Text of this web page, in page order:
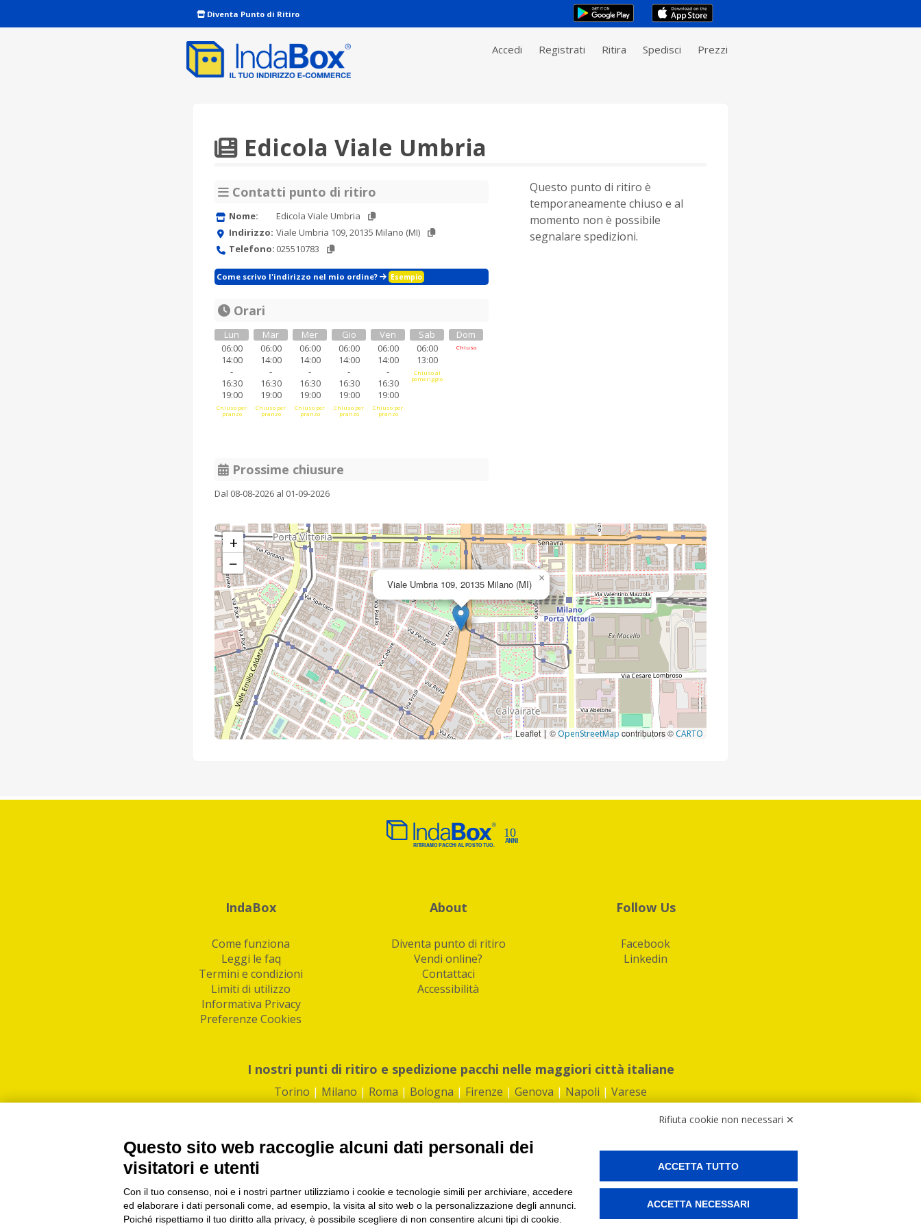
Diventa Punto di Ritiro
Accedi Registrati Ritira Spedisci Prezzi
Edicola Viale Umbria
Contatti punto di ritiro
Nome:
Edicola Viale Umbria
Indirizzo: Viale Umbria 109, 20135 Milano (MI)
Telefono: 025510783
Come scrivo l'indirizzo nel mio ordine? Esempio
Orari
Lun
06:00
14:00
-
16:30
19:00
Chiuso per
pranzo
Mar
06:00
14:00
-
16:30
19:00
Chiuso per
pranzo
Mer
06:00
14:00
-
16:30
19:00
Chiuso per
pranzo
Gio
06:00
14:00
-
16:30
19:00
Chiuso per
pranzo
Ven
06:00
14:00
-
16:30
19:00
Chiuso per
pranzo
Sab
06:00
13:00
Chiuso al
pomeriggio
Dom
Chiuso
Prossime chiusure
Dal 08-08-2026 al 01-09-2026
Questo punto di ritiro è
temporaneamente chiuso e al
momento non è possibile
segnalare spedizioni.
Viale Umbria 109, 20135 Milano (MI) ×
+
−
Leaflet|© OpenStreetMap contributors © CARTO
IndaBox
Come funziona
Leggi le faq
Termini e condizioni
Limiti di utilizzo
Informativa Privacy
Preferenze Cookies
About
Diventa punto di ritiro
Vendi online?
Contattaci
Accessibilità
Follow Us
Facebook
Linkedin
I nostri punti di ritiro e spedizione pacchi nelle maggiori città italiane
Torino | Milano | Roma | Bologna | Firenze | Genova | Napoli | Varese
PI/CF/N°Iscr.: 10821360012 | REA: RM 1494760 | Cap.Soc.: 50.000€ |Whistleblowing|Privacy|Preferenze Cookies
IndaBox | Oltre 11.500 punti di ritiro tra Bar, Tabaccai, Edicole e Kipoint per ritirare i tuoi acquisti online e spedire i tuoi pacchi.
Rifiuta cookie non necessari ✕
Questo sito web raccoglie alcuni dati personali dei
visitatori e utenti
Con il tuo consenso, noi e i nostri partner utilizziamo i cookie e tecnologie simili per archiviare, accedere
ed elaborare i dati personali come, ad esempio, la visita al sito web o la personalizzazione degli annunci.
Poiché rispettiamo il tuo diritto alla privacy, è possibile scegliere di non consentire alcuni tipi di cookie.
ACCETTA TUTTO
ACCETTA NECESSARI